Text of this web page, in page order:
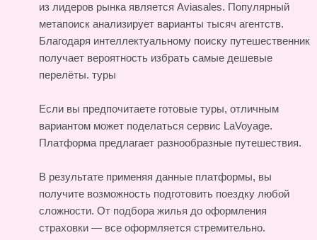
из лидеров рынка является Aviasales. Популярный
метапоиск анализирует варианты тысяч агентств.
Благодаря интеллектуальному поиску путешественник
получает вероятность избрать самые дешевые
перелёты. туры
Если вы предпочитаете готовые туры, отличным
вариантом может поделаться сервис LaVoyage.
Платформа предлагает разнообразные путешествия.
В результате применяя данные платформы, вы
получите возможность подготовить поездку любой
сложности. От подбора жилья до оформления
страховки — все оформляется стремительно.